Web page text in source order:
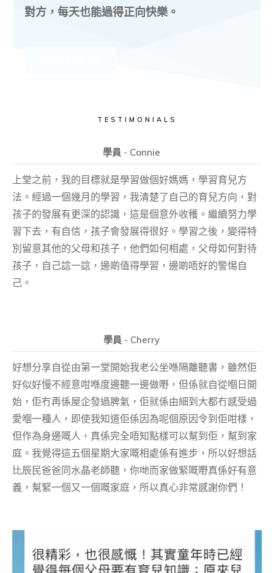
對方，每天也能過得正向快樂。
TESTIMONIALS
學員 - Connie
上堂之前，我的目標就是學習做個好媽媽，學習育兒方
法。經過一個幾月的學習，我清楚了自己的育兒方向，對
孩子的發展有更深的認識，這是個意外收穫。繼續努力學
習下去，有自信，孩子會發展得很好。學習之後，變得特
別留意其他的父母和孩子，他們如何相處，父母如何對待
孩子，自己諗一諗，邊啲值得學習，邊啲唔好的警惕自
己。
學員 - Cherry
好想分享自從由第一堂開始我老公坐喺隔離聽書，雖然佢
好似好慢不經意咁喺度邊聽一邊做嘢，但係就自從嗰日開
始，佢冇再係屋企發過脾氣，佢就係由細到大都冇感受過
愛嗰一種人，即使我知道佢係因為呢個原因令到佢咁樣，
但作為身邊嘅人，真係完全唔知點樣可以幫到佢，幫到家
庭。我覺得這五個星期大家嘅相處係有進步，所以好想話
比辰民爸爸同水晶老師聽，你哋而家做緊嘅嘢真係好有意
義，幫緊一個又一個嘅家庭，所以真心非常感謝你們！